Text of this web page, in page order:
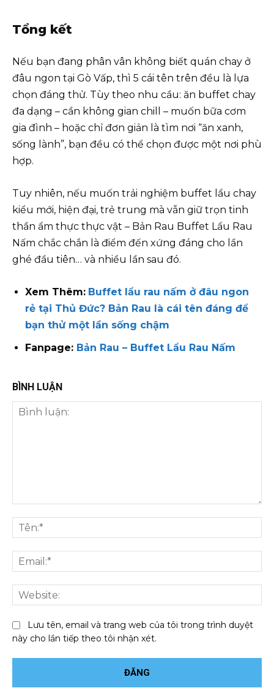
Tổng kết
Nếu bạn đang phân vân không biết quán chay ở
đâu ngon tại Gò Vấp, thì 5 cái tên trên đều là lựa
chọn đáng thử. Tùy theo nhu cầu: ăn buffet chay
đa dạng – cần không gian chill – muốn bữa cơm
gia đình – hoặc chỉ đơn giản là tìm nơi “ăn xanh,
sống lành”, bạn đều có thể chọn được một nơi phù
hợp.
Tuy nhiên, nếu muốn trải nghiệm buffet lẩu chay
kiểu mới, hiện đại, trẻ trung mà vẫn giữ trọn tinh
thần ẩm thực thực vật – Bản Rau Buffet Lẩu Rau
Nấm chắc chắn là điểm đến xứng đáng cho lần
ghé đầu tiên… và nhiều lần sau đó.
Xem Thêm: Buffet lẩu rau nấm ở đâu ngon
rẻ tại Thủ Đức? Bản Rau là cái tên đáng để
bạn thử một lần sống chậm
Fanpage: Bản Rau – Buffet Lẩu Rau Nấm
BÌNH LUẬN
luận:
Lưu tên, email và trang web của tôi trong trình duyệt
này cho lần tiếp theo tôi nhận xét.